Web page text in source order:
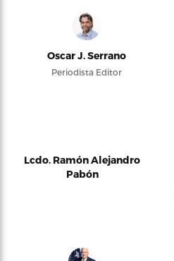
Oscar J. Serrano
Periodista Editor
Lcdo. Ramón Alejandro
Pabón